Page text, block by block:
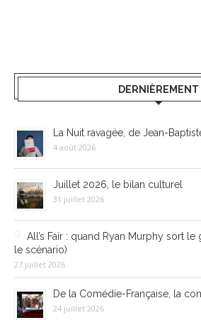
DERNIÈREMENT
La Nuit ravagée, de Jean-
4 août 2026
Juillet 2026, le bilan culturel
31 juillet 2026
All’s Fair : quand Ryan Murphy sort
le scénario)
27 juillet 2026
De la Comédie-Française, la
24 juillet 2026